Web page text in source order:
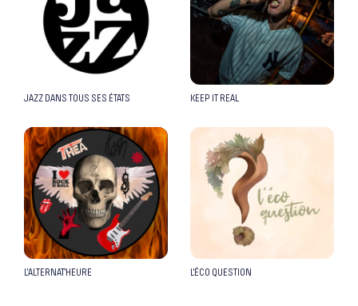
JAZZ DANS TOUS SES ÉTATS KEEP IT REAL
L’ALTERNAT’HEURE L’ÉCO QUESTION